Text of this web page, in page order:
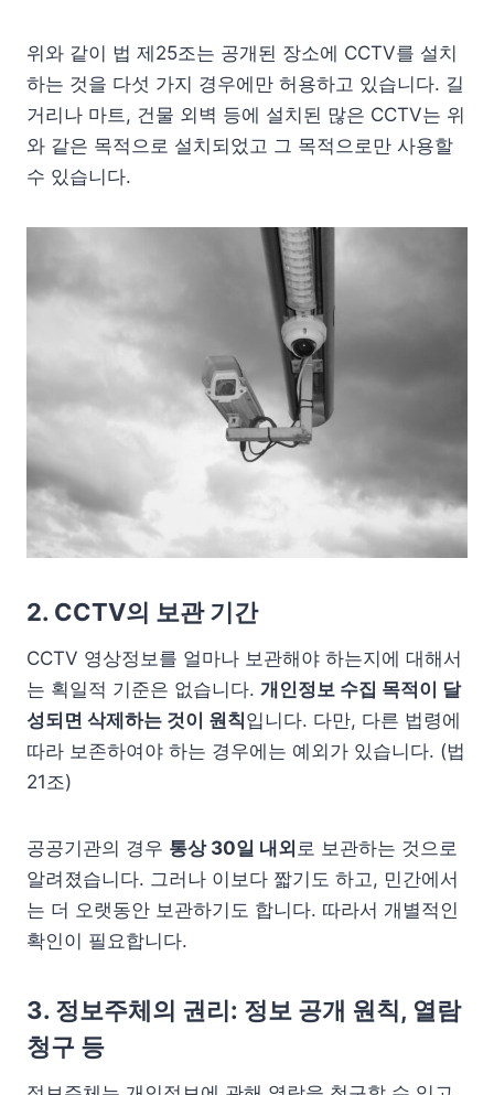
위와 같이 법 제25조는 공개된 장소에 CCTV를 설치
하는 것을 다섯 가지 경우에만 허용하고 있습니다. 길
거리나 마트, 건물 외벽 등에 설치된 많은 CCTV는 위
와 같은 목적으로 설치되었고 그 목적으로만 사용할
수 있습니다.
2. CCTV의 보관 기간
CCTV 영상정보를 얼마나 보관해야 하는지에 대해서
는 획일적 기준은 없습니다. 개인정보 수집 목적이 달
성되면 삭제하는 것이 원칙입니다. 다만, 다른 법령에
따라 보존하여야 하는 경우에는 예외가 있습니다. (법
21조)
공공기관의 경우 통상 30일 내외 로 보관하는 것으로
알려졌습니다. 그러나 이보다 짧기도 하고, 민간에서
는 더 오랫동안 보관하기도 합니다. 따라서 개별적인
확인이 필요합니다.
3. 정보주체의 권리: 정보 공개 원칙, 열람
청구 등